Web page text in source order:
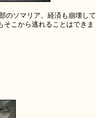
のソマリア。経済も崩壊して
こから逃れることはできま